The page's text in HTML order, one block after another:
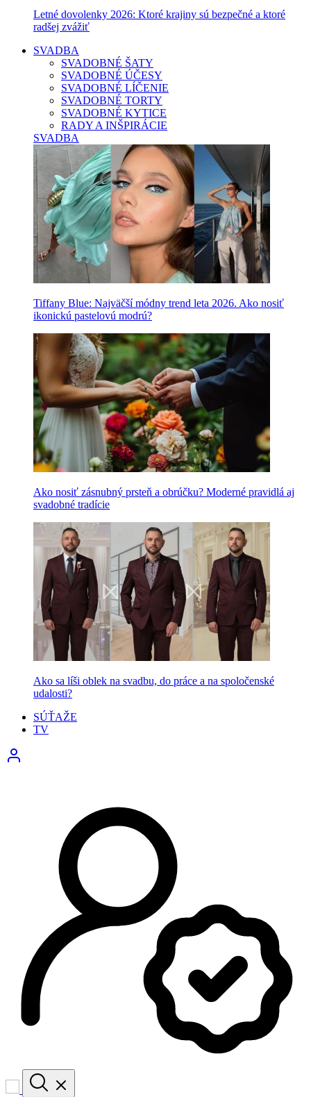
Letné dovolenky 2026: Ktoré krajiny sú bezpečné a ktoré
radšej zvážiť
SVADBA
SVADOBNÉ ŠATY
SVADOBNÉ ÚČESY
SVADOBNÉ LÍČENIE
SVADOBNÉ TORTY
SVADOBNÉ KYTICE
RADY A INŠPIRÁCIE
SVADBA
Tiffany Blue: Najväčší módny trend leta 2026. Ako nosiť
ikonickú pastelovú modrú?
Ako nosiť zásnubný prsteň a obrúčku? Moderné pravidlá aj
svadobné tradície
Ako sa líši oblek na svadbu, do práce a na spoločenské
udalosti?
SÚŤAŽE
TV